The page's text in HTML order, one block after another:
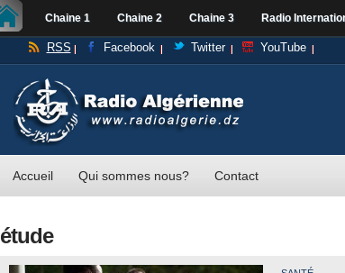
Chaine 1 Chaine 2 Chaine 3 Radio
RSS Facebook Twitter YouTube
Accueil Qui sommes nous? Contact
étude